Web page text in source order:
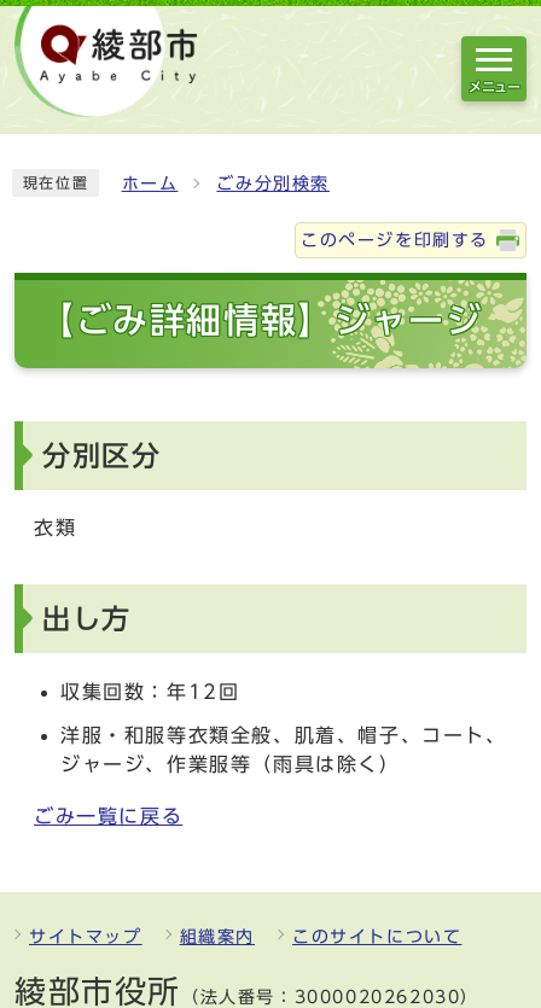
メニュー
現在位置 ホーム ごみ分別検索
このページを印刷する
【ごみ詳細情報】ジャージ
分別区分
衣類
出し方
収集回数：年12回
洋服・和服等衣類全般、肌着、帽子、コート、
ジャージ、作業服等（雨具は除く）
ごみ一覧に戻る
サイトマップ 組織案内 このサイトについて
綾部市役所 （法人番号：3000020262030）